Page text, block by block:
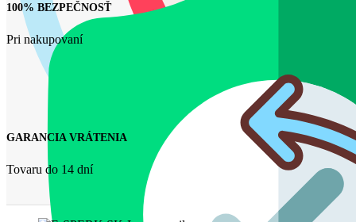
100% BEZPEČNOSŤ
Pri nakupovaní
GARANCIA VRÁTENIA
Tovaru do 14 dní